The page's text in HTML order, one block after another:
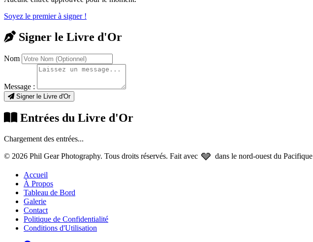
Soyez le premier à signer !
Signer le Livre d'Or
Nom
Message :
Signer le Livre d'Or
Entrées du Livre d'Or
Chargement des entrées...
© 2026 Phil Gear Photography. Tous droits réservés. Fait avec 🩶 dans le nord-ouest du Pacifique
Accueil
À Propos
Tableau de Bord
Galerie
Contact
Politique de Confidentialité
Conditions d'Utilisation